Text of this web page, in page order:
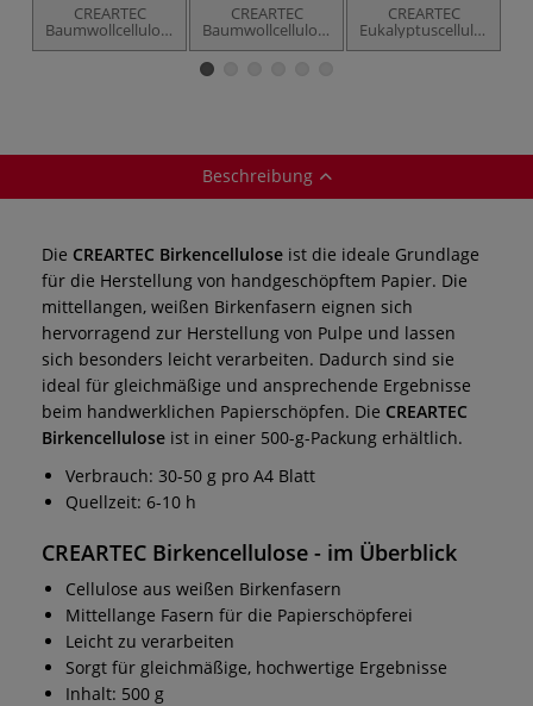
CREARTEC
Baumwollcellulose
kurz, 750 g
CREARTEC
Baumwollcellulose
superfein, 500 g
CREARTEC
Eukalyptuscellulose
lang, 500 g
Beschreibung
Die CREARTEC Birkencellulose ist die ideale Grundlage
für die Herstellung von handgeschöpftem Papier. Die
mittellangen, weißen Birkenfasern eignen sich
hervorragend zur Herstellung von Pulpe und lassen
sich besonders leicht verarbeiten. Dadurch sind sie
ideal für gleichmäßige und ansprechende Ergebnisse
beim handwerklichen Papierschöpfen. Die CREARTEC
Birkencellulose ist in einer 500-g-Packung erhältlich.
Verbrauch: 30-50 g pro A4 Blatt
Quellzeit: 6-10 h
CREARTEC Birkencellulose - im Überblick
Cellulose aus weißen Birkenfasern
Mittellange Fasern für die Papierschöpferei
Leicht zu verarbeiten
Sorgt für gleichmäßige, hochwertige Ergebnisse
Inhalt: 500 g